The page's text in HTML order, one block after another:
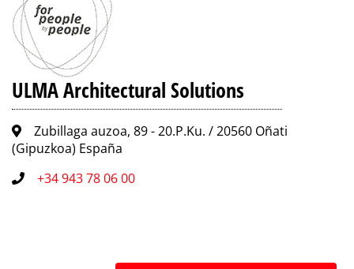
ULMA Architectural Solutions
Zubillaga auzoa, 89 - 20.P.Ku. / 20560 Oñati
(Gipuzkoa) España
+34 943 78 06 00